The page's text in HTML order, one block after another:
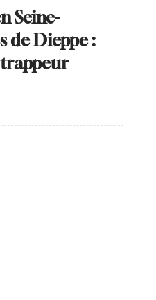
Seine-
de Dieppe :